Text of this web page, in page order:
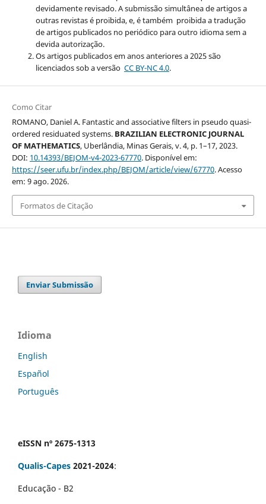
devidamente revisado. A submissão simultânea de artigos a
outras revistas é proibida, e, é também proibida a tradução
de artigos publicados no periódico para outro idioma sem a
devida autorização.
Os artigos publicados em anos anteriores a 2025 são
licenciados sob a versão CC BY-NC 4.0.
Como Citar
ROMANO, Daniel A. Fantastic and associative filters in pseudo quasi-
ordered residuated systems. BRAZILIAN ELECTRONIC JOURNAL
OF MATHEMATICS, Uberlândia, Minas Gerais, v. 4, p. 1–17, 2023.
DOI: 10.14393/BEJOM-v4-2023-67770. Disponível em:
https://seer.ufu.br/index.php/BEJOM/article/view/67770. Acesso
em: 9 ago. 2026.
Formatos de Citação
Enviar Submissão
Idioma
English
Español
Português
eISSN nº 2675-1313
Qualis-Capes 2021-2024:
Educação - B2